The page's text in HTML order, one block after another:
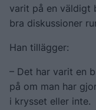
varit på en väldigt
bra diskussioner
Han tillägger:
– Det har varit en
på om man har
i krysset eller inte.